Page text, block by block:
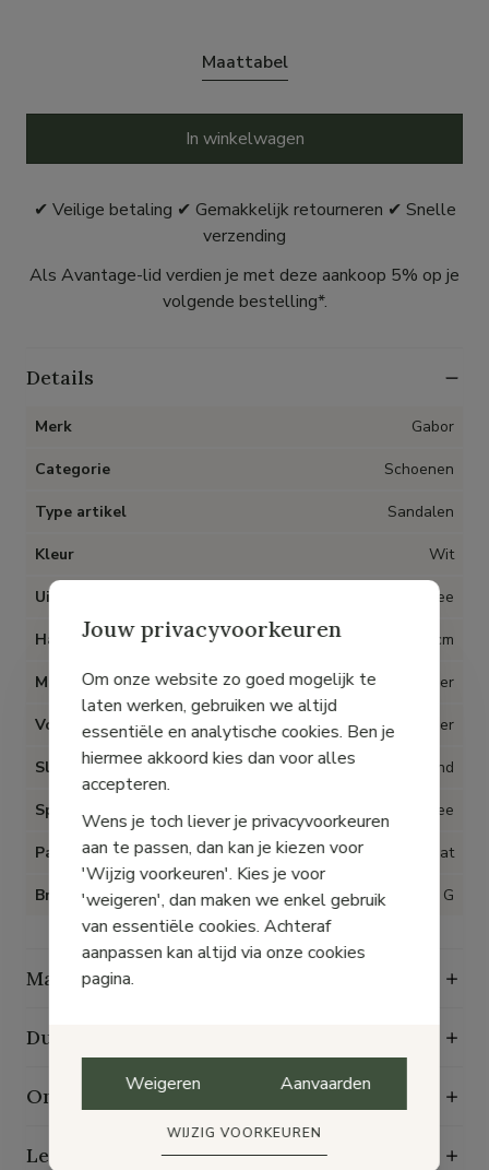
Maattabel
In winkelwagen
✔ Veilige betaling ✔ Gemakkelijk retourneren ✔ Snelle
verzending
Als Avantage-lid verdien je met deze aankoop 5% op je
volgende bestelling*.
Details
Merk Gabor
Categorie Schoenen
Type artikel Sandalen
Kleur Wit
Uitneembare inlegzolen Nee
Hak 2 cm
Materiaal Leder
Voering Leder
Sluiting Klittenband
Speciaal voor Hallux Valgus Nee
Pasvorm Op maat
Breedte G
Maattabel
Duurzaamheidskenmerken
Onderhoudsgids
Levering, ruilen en retourneren
Jouw privacyvoorkeuren
Om onze website zo goed mogelijk te
laten werken, gebruiken we altijd
essentiële en analytische cookies. Ben je
hiermee akkoord kies dan voor alles
accepteren.
Wens je toch liever je privacyvoorkeuren
aan te passen, dan kan je kiezen voor
'Wijzig voorkeuren'. Kies je voor
'weigeren', dan maken we enkel gebruik
van essentiële cookies. Achteraf
aanpassen kan altijd via onze cookies
pagina.
Weigeren Aanvaarden
WIJZIG VOORKEUREN